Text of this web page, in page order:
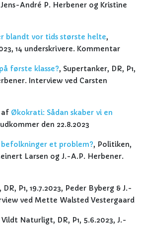
André P. Herbener og Kristine
blandt vor tids største helte,
14 underskrivere. Kommentar
første klasse?, Supertanker, DR, P1,
Interview ved Carsten
af Økokrati: Sådan skaber vi en
udkommer den 22.8.2023
et problem?, Politiken,
Larsen og J.-A.P. Herbener.
, DR, P1, 19.7.2023, Peder Byberg & J.-
ved Mette Walsted Vestergaard
Vildt Naturligt, DR, P1, 5.6.2023, J.-